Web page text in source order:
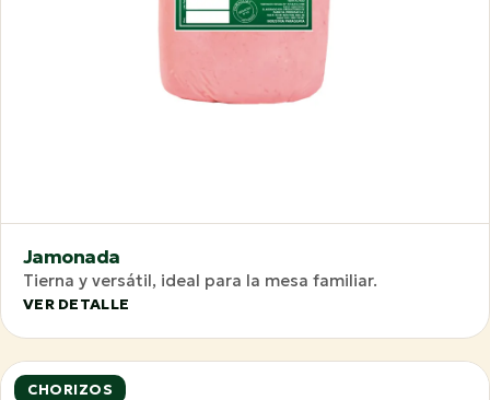
Jamonada
Tierna y versátil, ideal para la mesa familiar.
VER DETALLE
CHORIZOS